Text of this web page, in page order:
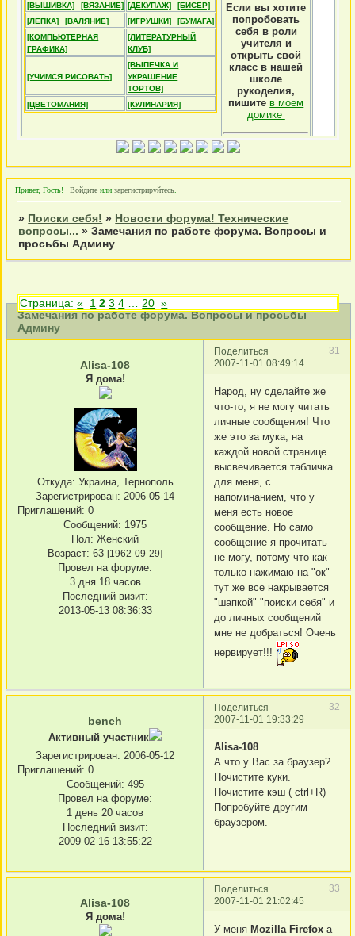
[ВЫШИВКА] [ВЯЗАНИЕ] [ДЕКУПАЖ]
[БИСЕР]
[ЛЕПКА]
[ВАЛЯНИЕ] [ИГРУШКИ]
[БУМАГА]
[КОМПЬЮТЕРНАЯ
ГРАФИКА]
[ЛИТЕРАТУРНЫЙ
КЛУБ]
[УЧИМСЯ РИСОВАТЬ]
[ВЫПЕЧКА И
УКРАШЕНИЕ
ТОРТОВ]
[ЦВЕТОМАНИЯ]
[КУЛИНАРИЯ]
Если вы хотите
попробовать
себя в роли
учителя и
открыть свой
класс в нашей
школе
рукоделия,
пишите в моем
домике
Привет, Гость! Войдите или зарегистрируйтесь
» Поиски себя! » Новости форума! Технические
вопросы... »Замечания по работе форума. Вопросы и
просьбы Админу
Замечания по работе форума. Вопросы и просьбы
Админу
Страница:« 1 2 3 4 20 »
Поделиться
31
2007-11-01 08:49:14
Alisa-108
Я дома!
Откуда: Украина, Тернополь
Зарегистрирован: 2006-05-14
Приглашений: 0
Сообщений: 1975
Пол: Женский
Возраст: 63 [1962-09-29]
Провел на форуме:
3 дня 18 часов
Последний визит:
2013-05-13 08:36:33
Народ, ну сделайте же
что-то, я не могу читать
личные сообщения! Что
же это за мука, на
каждой новой странице
высвечивается табличка
для меня, с
напоминанием, что у
меня есть новое
сообщение. Но само
сообщение я прочитать
не могу, потому что как
только нажимаю на "ок"
тут же все накрывается
"шапкой" "поиски себя" и
до личных сообщений
мне не добраться! Очень
нервирует!!!
Поделиться
32
2007-11-01 19:33:29
bench
Активный участник
Зарегистрирован: 2006-05-12
Приглашений: 0
Сообщений: 495
Провел на форуме:
1 день 20 часов
Последний визит:
2009-02-16 13:55:22
Alisa-108
А что у Вас за браузер?
Почистите куки.
Почистите кэш ( ctrl+R)
Попробуйте другим
браузером.
Поделиться
33
2007-11-01 21:02:45
Alisa-108
Я дома!
У меня Mozilla Firefox а